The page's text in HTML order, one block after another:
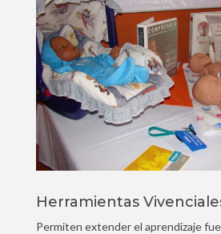
Herramientas
Permiten extender el aprendizaje